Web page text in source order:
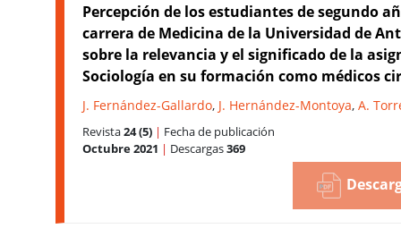
Percepción de los estudiantes de segundo
carrera de Medicina de la Universidad de
sobre la relevancia y el significado de la
Sociología en su formación como médicos
J. Fernández-Gallardo, J. Hernández-Montoya, A.
Revista24 (5) | Fecha de publicación
Octubre 2021 | Descargas369